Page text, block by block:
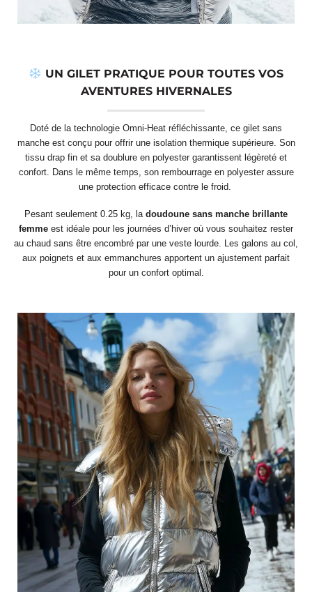
UN GILET PRATIQUE POUR TOUTES VOS
AVENTURES HIVERNALES
Doté de la technologie Omni-Heat réfléchissante, ce gilet sans
manche est conçu pour offrir une isolation thermique supérieure. Son
tissu drap fin et sa doublure en polyester garantissent légèreté et
confort. Dans le même temps, son rembourrage en polyester assure
une protection efficace contre le froid.
Pesant seulement 0.25 kg, la doudoune sans manche brillante
femme est idéale pour les journées d’hiver où vous souhaitez rester
au chaud sans être encombré par une veste lourde. Les galons au col,
aux poignets et aux emmanchures apportent un ajustement parfait
pour un confort optimal.